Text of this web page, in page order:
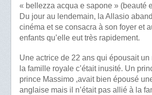
« bellezza acqua e sapone » (beauté
Du jour au lendemain, la Allasio
cinéma et se consacra à son foyer et
enfants qu’elle eut très rapidement.
Une actrice de 22 ans qui épousait un
la famille royale c’était inusité. Un
prince Massimo ,avait bien épousé
anglaise mais il n’était pas allié à la